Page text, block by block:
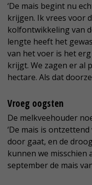
‘De mais begint nu
krijgen. Ik vrees voor
kolfontwikkeling van
lengte heeft het
van het voer is het
krijgt. We zagen er al
hectare. Als dat
Vroeg oogsten
De melkveehouder
‘De mais is
door gaat, en de
kunnen we misschien
september de mais